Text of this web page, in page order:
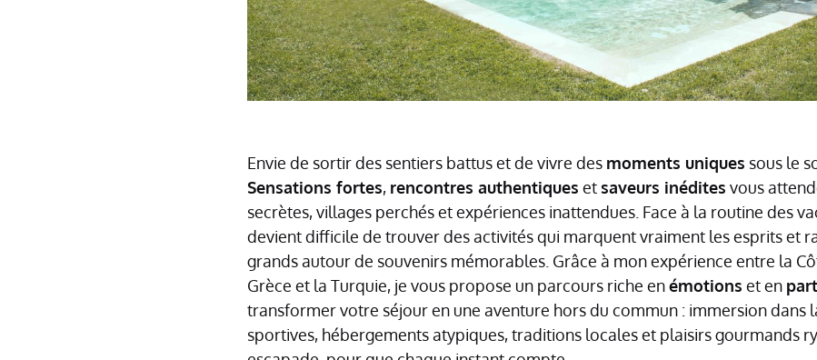
Envie de sortir des sentiers battus et de vivre des moments uniques sous le
Sensations fortes, rencontres authentiques et saveurs inédites vous
secrètes, villages perchés et expériences inattendues. Face à la routine des
devient difficile de trouver des activités qui marquent vraiment les esprits et
grands autour de souvenirs mémorables. Grâce à mon expérience entre la
Grèce et la Turquie, je vous propose un parcours riche enémotions et en
transformer votre séjour en une aventure hors du commun : immersion dans
sportives, hébergements atypiques, traditions locales et plaisirs gourmands